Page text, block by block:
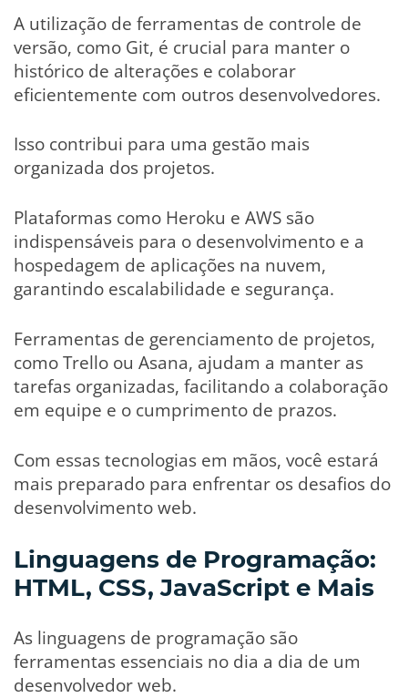
A utilização de ferramentas de controle de
versão, como Git, é crucial para manter o
histórico de alterações e colaborar
eficientemente com outros desenvolvedores.
Isso contribui para uma gestão mais
organizada dos projetos.
Plataformas como Heroku e AWS são
indispensáveis para o desenvolvimento e a
hospedagem de aplicações na nuvem,
garantindo escalabilidade e segurança.
Ferramentas de gerenciamento de projetos,
como Trello ou Asana, ajudam a manter as
tarefas organizadas, facilitando a colaboração
em equipe e o cumprimento de prazos.
Com essas tecnologias em mãos, você estará
mais preparado para enfrentar os desafios do
desenvolvimento web.
Linguagens de Programação:
HTML, CSS, JavaScript e Mais
As linguagens de programação são
ferramentas essenciais no dia a dia de um
desenvolvedor web.